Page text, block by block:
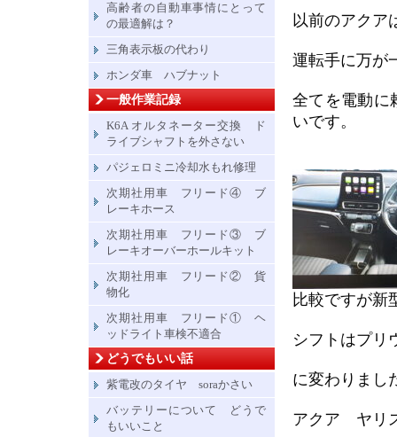
以前のアクア
運転手に万が
全てを電動
いです。
比較ですが
シフトはプ
に変わりまし
アクア ヤリ
高齢者の自動車事情にとって
の最適解は？
三角表示板の代わり
ホンダ車 ハブナット
一般作業記録
K6A オルタネーター交換 ド
ライブシャフトを外さない
パジェロミニ冷却水もれ修理
次期社用車 フリード④ ブ
レーキホース
次期社用車 フリード③ ブ
レーキオーバーホールキット
次期社用車 フリード② 貨
物化
次期社用車 フリード① ヘ
ッドライト車検不適合
どうでもいい話
紫電改のタイヤ soraかさい
バッテリーについて どうで
もいいこと